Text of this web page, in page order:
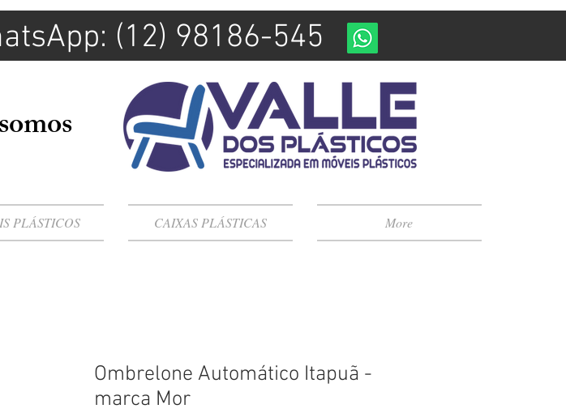
PLÁSTICOS CAIXAS PLÁSTICAS More
(12) 98186-545
Ombrelone Automático Itapuã -
marca Mor